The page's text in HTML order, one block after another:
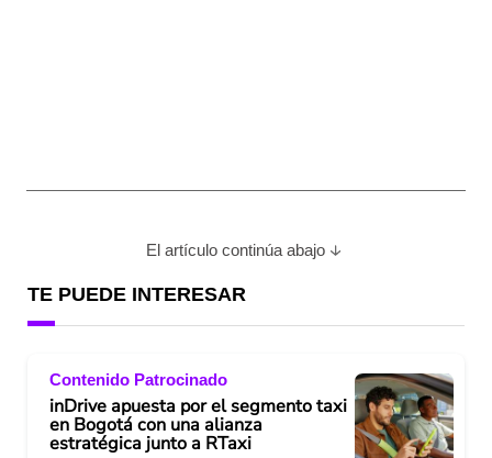
El artículo continúa abajo
TE PUEDE INTERESAR
Contenido Patrocinado
inDrive apuesta por el segmento taxi
en Bogotá con una alianza
estratégica junto a RTaxi